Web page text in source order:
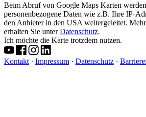
Beim Abruf von Google Maps Karten
personenbezogene Daten wie z.B. Ihre IP-
den Anbieter in den USA weitergeleitet.
erhalten Sie unterDatenschutz.
Ich möchte die Karte trotzdem nutzen.
Kontakt · Impressum · Datenschutz ·